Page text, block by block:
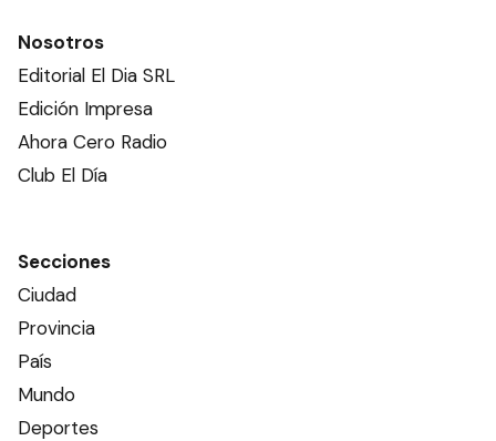
Nosotros
Editorial El Dia SRL
Edición Impresa
Ahora Cero Radio
Club El Día
Secciones
Ciudad
Provincia
País
Mundo
Deportes